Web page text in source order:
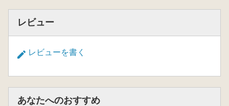
レビュー
レビューを書く
あなたへのおすすめ